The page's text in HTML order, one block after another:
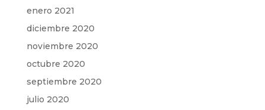
enero 2021
diciembre 2020
noviembre 2020
octubre 2020
septiembre 2020
julio 2020